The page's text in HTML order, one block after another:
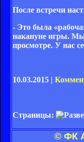
После встречи
- Это была
накануне игры. Мы
просмотре. У нас
10.03.2015 |
Страницы:
© ФК